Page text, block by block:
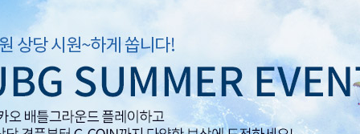
아키에이지 워
아레스 : 라이즈 오브 가디언즈
패스 오브
패스 오브
이벤트
업데이트
대회소식
플레이
클랜
모집